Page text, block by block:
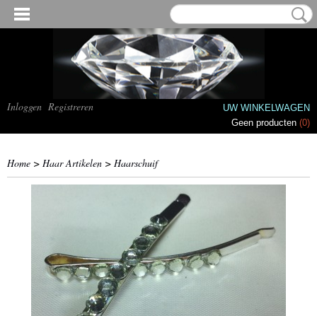
Inloggen Registreren
UW WINKELWAGEN
Geen producten (0)
Home > Haar Artikelen > Haarschuif